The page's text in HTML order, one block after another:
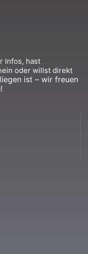
Infos, hast
oder willst direkt
ist – wir freuen